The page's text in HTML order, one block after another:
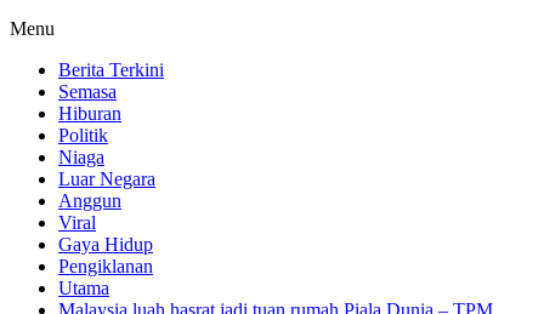
Menu
Berita Terkini
Semasa
Hiburan
Politik
Niaga
Luar Negara
Anggun
Viral
Gaya Hidup
Pengiklanan
Utama
Malaysia luah hasrat jadi tuan rumah Piala Dunia – TPM